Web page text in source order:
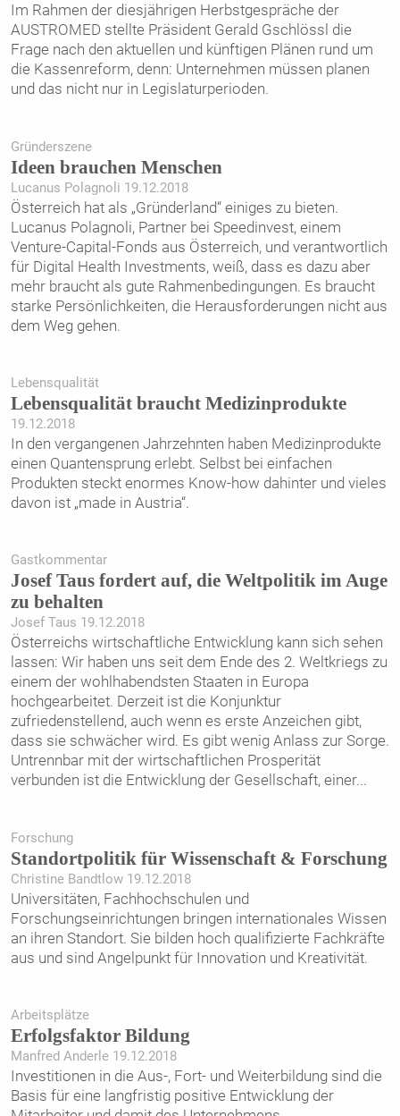
Im Rahmen der diesjährigen Herbstgespräche der
AUSTROMED stellte Präsident Gerald Gschlössl die
Frage nach den aktuellen und künftigen Plänen rund um
die Kassenreform, denn: Unternehmen müssen planen
und das nicht nur in Legislaturperioden.
Gründerszene
Ideen brauchen Menschen
Lucanus Polagnoli 19.12.2018
Österreich hat als „Gründerland“ einiges zu bieten.
Lucanus Polagnoli, Partner bei Speedinvest, einem
Venture-Capital-Fonds aus Österreich, und verantwortlich
für Digital Health ­Investments, weiß, dass es dazu aber
mehr braucht als gute Rahmenbedingungen. Es braucht
starke Persönlichkeiten, die Heraus­forderungen nicht aus
dem Weg gehen.
Lebensqualität
Lebensqualität braucht ­Medizinprodukte
19.12.2018
In den vergangenen Jahrzehnten haben Medizinprodukte
einen Quantensprung erlebt. Selbst bei einfachen
Produkten steckt enormes Know-how dahinter und vieles
davon ist „made in Austria“.
Gastkommentar
Josef Taus fordert auf, die Weltpolitik im Auge
zu behalten
Josef Taus 19.12.2018
Österreichs wirtschaftliche Entwicklung kann sich ­sehen
lassen: Wir haben uns seit dem Ende des 2. Weltkriegs zu
einem der wohlhabendsten Staaten in Europa
hochgearbeitet. Derzeit ist die Konjunktur
zufriedenstellend, auch wenn es erste Anzeichen gibt,
dass sie schwächer wird. Es gibt wenig Anlass zur Sorge.
Untrennbar mit der wirtschaftlichen Prosperität
verbunden ist die Entwicklung der Gesellschaft, einer...
Forschung
Standortpolitik für Wissenschaft & Forschung
Christine Bandtlow 19.12.2018
Universitäten, Fachhochschulen und
Forschungseinrichtungen ­bringen internationales Wissen
an ihren Standort. Sie bilden hoch qualifizierte Fachkräfte
aus und sind Angelpunkt für Innovation und Kreativität.
Arbeitsplätze
Erfolgsfaktor Bildung
Manfred Anderle 19.12.2018
Investitionen in die Aus-, Fort- und Weiterbildung sind die
Basis für eine ­langfristig positive Entwicklung der